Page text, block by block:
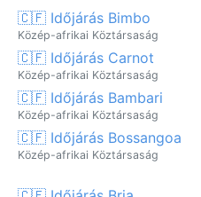
🇨🇫 Időjárás Bimbo
Közép-afrikai Köztársaság
🇨🇫 Időjárás Carnot
Közép-afrikai Köztársaság
🇨🇫 Időjárás Bambari
Közép-afrikai Köztársaság
🇨🇫 Időjárás Bossangoa
Közép-afrikai Köztársaság